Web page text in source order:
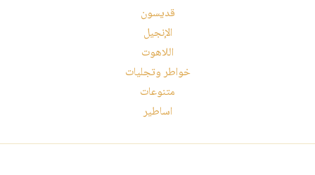
قديسون
الإنجيل
اللاهوت
خواطر وتجليات
متنوعات
اساطير